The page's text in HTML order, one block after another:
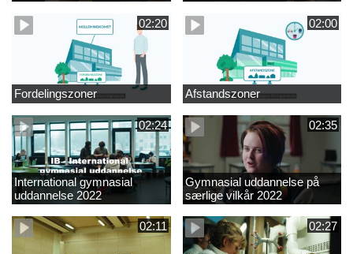
02:20
Fordelingszoner
02:00
Afstandszoner
02:24
International gymnasial
uddannelse 2022
02:35
Gymnasial uddannelse på
særlige vilkår 2022
02:11 02:27